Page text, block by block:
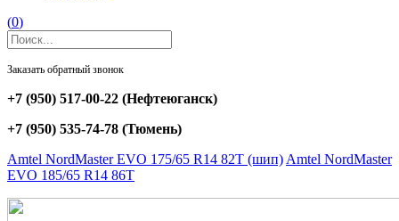
(0)
Заказать обратный звонок
+7 (950) 517-00-22 (Нефтеюганск)
+7 (950) 535-74-78 (Тюмень)
Amtel NordMaster EVO 175/65 R14 82T (шип) Amtel NordMaster
EVO 185/65 R14 86T